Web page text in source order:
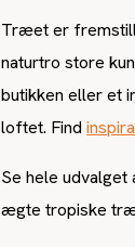
Træet er
naturtro store
butikken eller et
loftet. Find
Se hele
ægte tropiske